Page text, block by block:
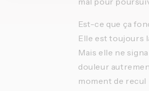
Est-ce que ça
Elle est toujours
Mais elle ne
douleur
moment de recul